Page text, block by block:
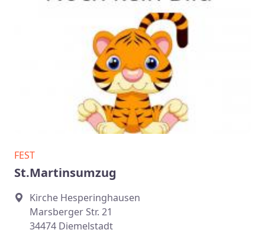
FEST
St.Martinsumzug
Kirche Hesperinghausen
Marsberger Str. 21
34474 Diemelstadt